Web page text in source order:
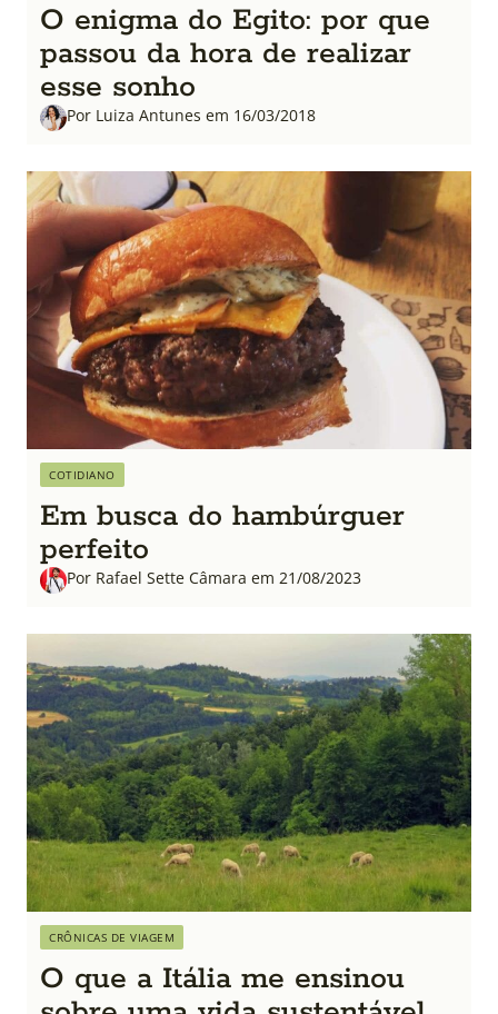
O enigma do Egito: por que
passou da hora de realizar
esse sonho
Por Luiza Antunes em 16/03/2018
COTIDIANO
Em busca do hambúrguer
perfeito
Por Rafael Sette Câmara em 21/08/2023
CRÔNICAS DE VIAGEM
O que a Itália me ensinou